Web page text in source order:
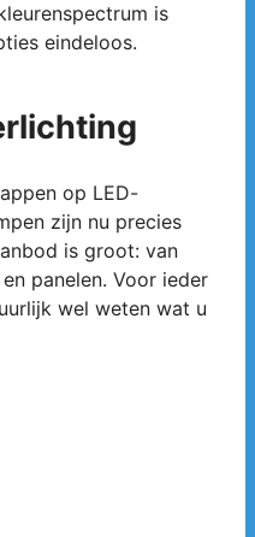
is
eindeloos.
op LED-
zijn nu precies
is groot: van
panelen. Voor ieder
wel weten wat u